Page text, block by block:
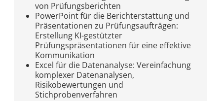
von Prüfungsberichten
PowerPoint für die Berichterstattung und
Präsentationen zu Prüfungsaufträgen:
Erstellung KI-gestützter
Prüfungspräsentationen für eine effektive
Kommunikation
Excel für die Datenanalyse: Vereinfachung
komplexer Datenanalysen,
Risikobewertungen und
Stichprobenverfahren